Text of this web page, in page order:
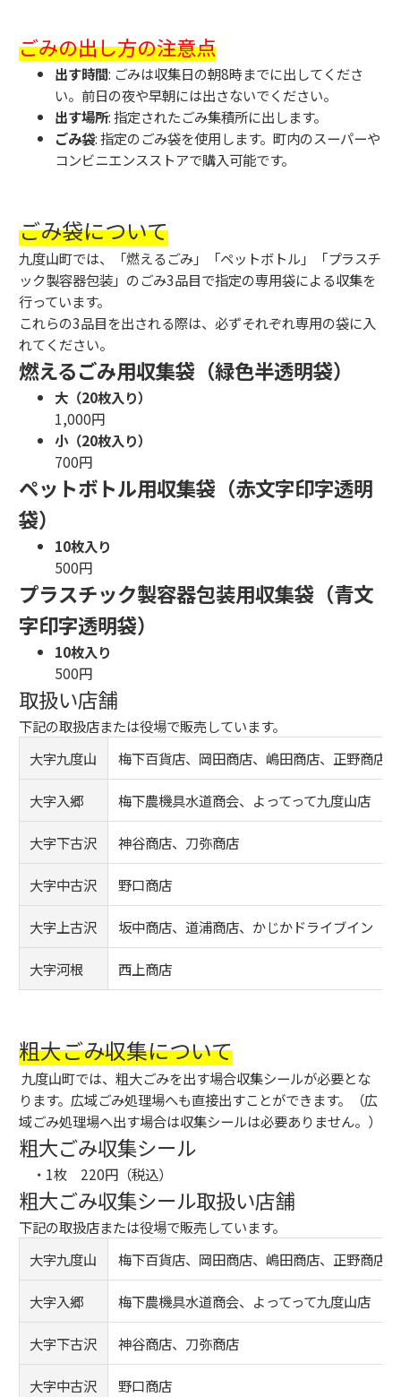
ごみの出し方の注意点
出す時間: ごみは収集日の朝8時までに出してくださ
い。前日の夜や早朝には出さないでください。
出す場所: 指定されたごみ集積所に出します。
ごみ袋: 指定のごみ袋を使用します。町内のスーパーや
コンビニエンスストアで購入可能です。
ごみ袋について
九度山町では、「燃えるごみ」「ペットボトル」「プラスチ
ック製容器包装」のごみ3品目で指定の専用袋による収集を
行っています。
これらの3品目を出される際は、必ずそれぞれ専用の袋に入
れてください。
燃えるごみ用収集袋（緑色半透明袋）
大（20枚入り）
1,000円
小（20枚入り）
700円
ペットボトル用収集袋（赤文字印字透明
袋）
10枚入り
500円
プラスチック製容器包装用収集袋（青文
字印字透明袋）
10枚入り
500円
取扱い店舗
下記の取扱店または役場で販売しています。
大字九度山
梅下百貨店、岡田商店、嶋田商店、正野商店
大字入郷 梅下農機具水道商会、よってって九度山店
大字下古沢 神谷商店、刀弥商店
大字中古沢 野口商店
大字上古沢 坂中商店、道浦商店、かじかドライブイン
大字河根 西上商店
粗大ごみ収集について
九度山町では、粗大ごみを出す場合収集シールが必要とな
ります。広域ごみ処理場へも直接出すことができます。（広
域ごみ処理場へ出す場合は収集シールは必要ありません。）
粗大ごみ収集シール
・1枚 220円（税込）
粗大ごみ収集シール取扱い店舗
下記の取扱店または役場で販売しています。
大字九度山
梅下百貨店、岡田商店、嶋田商店、正野商店
大字入郷 梅下農機具水道商会、よってって九度山店
大字下古沢 神谷商店、刀弥商店
大字中古沢 野口商店